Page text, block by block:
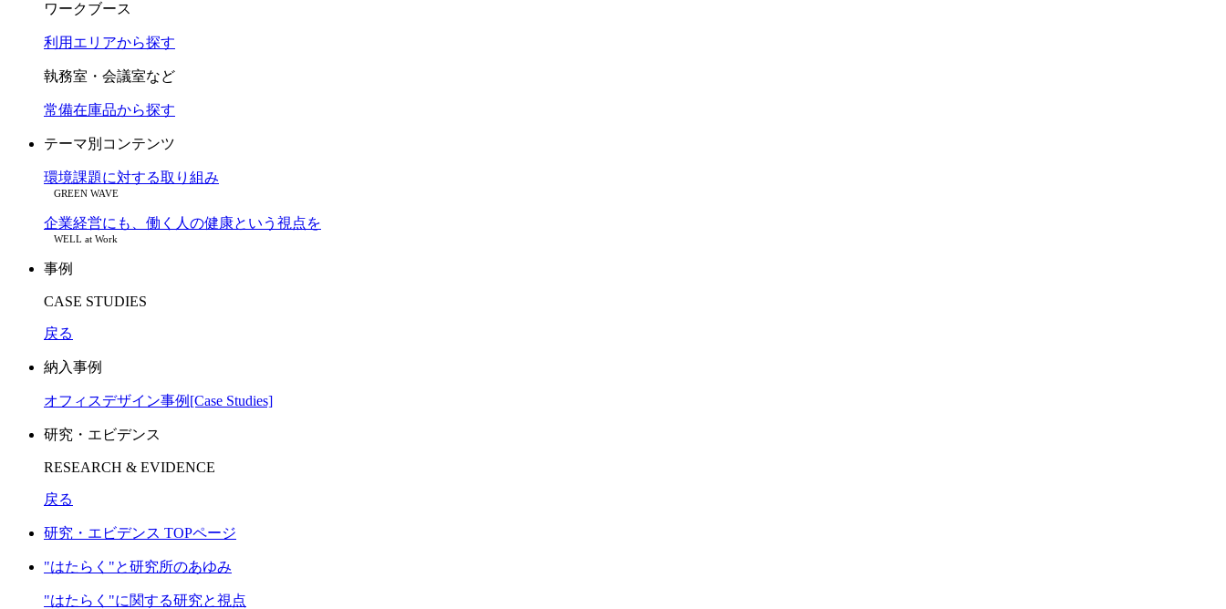
ワークブース
利用エリアから探す
執務室・会議室など
常備在庫品から探す
テーマ別コンテンツ
環境課題に対する取り組み
GREEN WAVE
企業経営にも、働く人の健康という視点を
WELL at Work
事例
CASE STUDIES
戻る
納入事例
オフィスデザイン事例[Case Studies]
研究・エビデンス
RESEARCH & EVIDENCE
戻る
研究・エビデンス TOPページ
"はたらく"と研究所のあゆみ
"はたらく"に関する研究と視点